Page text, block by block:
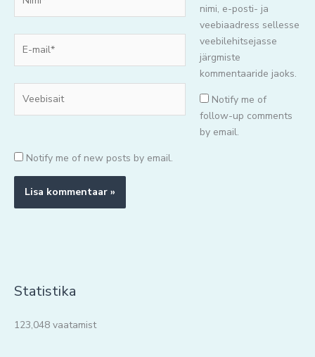
mail*
nimi, e-posti- ja
veebiaadress sellesse
veebilehitsejasse
järgmiste
kommentaaride jaoks.
Notify me of
follow-up comments
by email.
Notify me of new posts by email.
Statistika
123,048 vaatamist